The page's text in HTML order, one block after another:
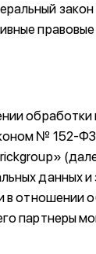
№ 152-
данных
в
партнеры